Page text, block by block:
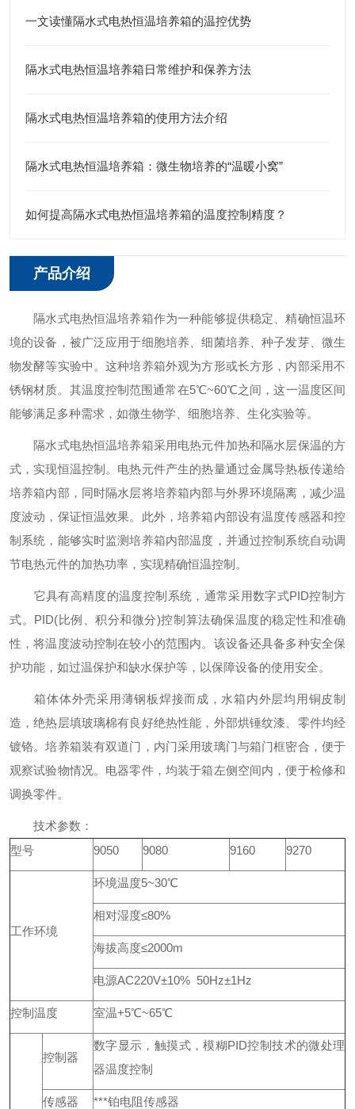
一文读懂隔水式电热恒温培养箱的温控优势
隔水式电热恒温培养箱日常维护和保养方法
隔水式电热恒温培养箱的使用方法介绍
隔水式电热恒温培养箱：微生物培养的“温暖小窝”
如何提高隔水式电热恒温培养箱的温度控制精度？
产品介绍
隔水式电热恒温培养箱作为一种能够提供稳定、精确恒温环
境的设备，被广泛应用于细胞培养、细菌培养、种子发芽、微生
物发酵等实验中。这种培养箱外观为方形或长方形，内部采用不
锈钢材质。其温度控制范围通常在5℃~60℃之间，这一温度区间
能够满足多种需求，如微生物学、细胞培养、生化实验等。
隔水式电热恒温培养箱采用电热元件加热和隔水层保温的方
式，实现恒温控制。电热元件产生的热量通过金属导热板传递给
培养箱内部，同时隔水层将培养箱内部与外界环境隔离，减少温
度波动，保证恒温效果。此外，培养箱内部设有温度传感器和控
制系统，能够实时监测培养箱内部温度，并通过控制系统自动调
节电热元件的加热功率，实现精确恒温控制。
它具有高精度的温度控制系统，通常采用数字式PID控制方
式。PID(比例、积分和微分)控制算法确保温度的稳定性和准确
性，将温度波动控制在较小的范围内。该设备还具备多种安全保
护功能，如过温保护和缺水保护等，以保障设备的使用安全。
箱体体外壳采用薄钢板焊接而成，水箱内外层均用铜皮制
造，绝热层填玻璃棉有良好绝热性能，外部烘锤纹漆、零件均经
镀铬。培养箱装有双道门，内门采用玻璃门与箱门框密合，便于
观察试验物情况。电器零件，均装于箱左侧空间内，便于检修和
调换零件。
技术参数：
型号
9050 9080 9160 9270
工作环境
环境温度5~30℃
相对湿度≤80%
海拔高度≤2000m
电源AC220V±10% 50Hz±1Hz
控制温度 室温+5℃~65℃
控制器
数字显示，触摸式，模糊PID控制技术的微处理
器温度控制
传感器 ***铂电阻传感器